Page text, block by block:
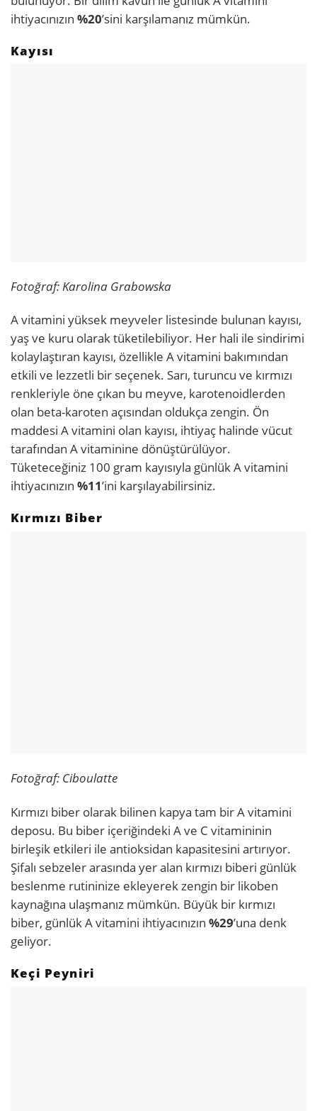
ihtiyacınızın %20’sini karşılamanız mümkün.
Kayısı
Fotoğraf: Karolina Grabowska
A vitamini yüksek meyveler listesinde bulunan kayısı,
yaş ve kuru olarak tüketilebiliyor. Her hali ile sindirimi
kolaylaştıran kayısı, özellikle A vitamini bakımından
etkili ve lezzetli bir seçenek. Sarı, turuncu ve kırmızı
renkleriyle öne çıkan bu meyve, karotenoidlerden
olan beta-karoten açısından oldukça zengin. Ön
maddesi A vitamini olan kayısı, ihtiyaç halinde vücut
tarafından A vitaminine dönüştürülüyor.
Tüketeceğiniz 100 gram kayısıyla günlük A vitamini
ihtiyacınızın %11’ini karşılayabilirsiniz.
Kırmızı Biber
Fotoğraf: Ciboulatte
Kırmızı biber olarak bilinen kapya tam bir A vitamini
deposu. Bu biber içeriğindeki A ve C vitamininin
birleşik etkileri ile antioksidan kapasitesini artırıyor.
Şifalı sebzeler arasında yer alan kırmızı biberi günlük
beslenme rutininize ekleyerek zengin bir likoben
kaynağına ulaşmanız mümkün. Büyük bir kırmızı
biber, günlük A vitamini ihtiyacınızın %29’una denk
geliyor.
Keçi Peyniri